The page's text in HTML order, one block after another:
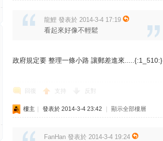
龍鯉 發表於 2014-3-4 17:19
看起來好像不輕鬆
政府規定要 整理一條小路 讓郵差進來.....{:1_510:}
回復 支持 反對
樓主 發表於 2014-3-4 23:42 顯示全部樓層
FanHan 發表於 2014-3-4 19:24